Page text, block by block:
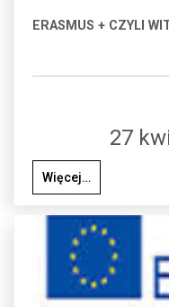
ERASMUS + CZYLI
27
Więcej…